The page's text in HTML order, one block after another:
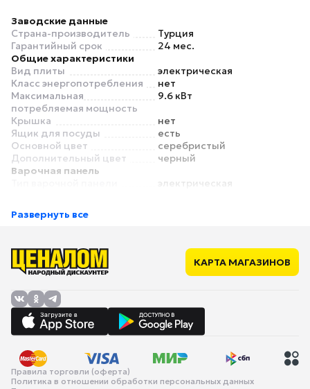
Заводские данные
Страна-производитель
Турция
Гарантийный срок
24 мес.
Общие характеристики
Вид плиты
электрическая
Класс энергопотребления
нет
Максимальная
потребляемая мощность
9.6 кВт
Крышка
нет
Ящик для посуды
есть
Основной цвет
серебристый
Дополнительный цвет
черный
Варочная панель
электрическая
Материал конфорок
Общее количество
конфорок
Размеры конфорок
передняя левая 18 см,
задняя правая 21 см
Мощность конфорок
2/Boost 2.3 кВт (передняя
левая), 2/Boost 2.3 кВт
кВт (передняя правая),
2/Boost 2.3 кВт (задняя
правая)
Развернуть все
КАРТА МАГАЗИНОВ
Правила торговли (оферта)
Политика в отношении обработки персональных данных